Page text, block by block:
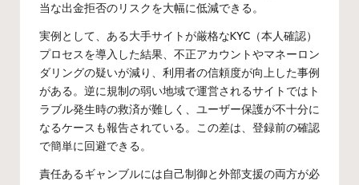
当な出金拒否のリスクを大幅に低減できる。
実例として、ある大手サイトが厳格なKYC（本人確認）
プロセスを導入した結果、不正アカウントやマネーロン
ダリングの疑いが減り、利用者の信頼度が向上した事例
がある。逆に規制の弱い地域で運営されるサイトではト
ラブル発生時の救済が難しく、ユーザー保護が不十分に
なるケースも報告されている。この差は、登録前の確認
で簡単に回避できる。
責任あるギャンブルには自己制御と外部支援の両方が必